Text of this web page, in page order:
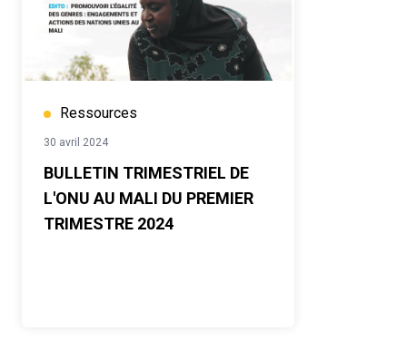
Ressources
30 avril 2024
BULLETIN TRIMESTRIEL DE
L'ONU AU MALI DU PREMIER
TRIMESTRE 2024